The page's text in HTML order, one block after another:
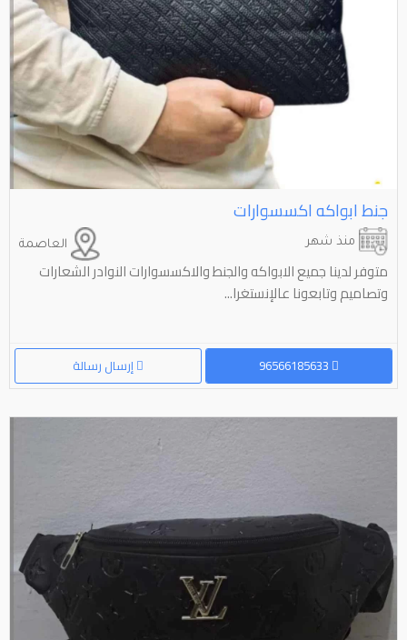
جنط ابواكه اكسسوارات
العاصمة منذ شهر
متوفر لدينا جميع الابواكه والجنط والاكسسوارات النوادر الشعارات
وتصاميم وتابعونا عالإنستغرا...
إرسال رسالة